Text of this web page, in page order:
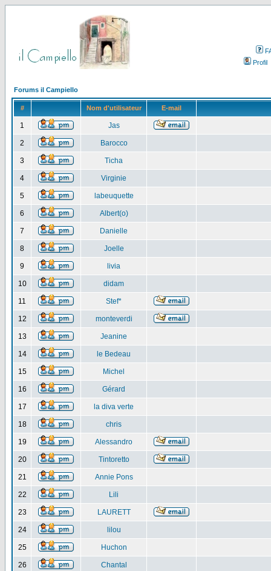
Profil
Forums il Campiello
# Nom d'utilisateur E-mail
1 Jas
2 Barocco
3 Ticha
4 Virginie
5 labeuquette
6 Albert(o)
7 Danielle
8 Joelle
9 livia
10 didam
11 Stef*
12 monteverdi
13 Jeanine
14 le Bedeau
15 Michel
16 Gérard
17 la diva verte
18 chris
19 Alessandro
20 Tintoretto
21 Annie Pons
22 Lili
23 LAURETT
24 lilou
25 Huchon
26 Chantal